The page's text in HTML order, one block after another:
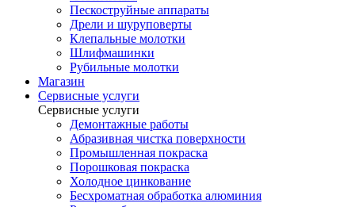
Пескоструйные аппараты
Дрели и шуруповерты
Клепальные молотки
Шлифмашинки
Рубильные молотки
Магазин
Сервисные услуги
Сервисные услуги
Демонтажные работы
Абразивная чистка поверхности
Промышленная покраска
Порошковая покраска
Холодное цинкование
Бесхроматная обработка алюминия